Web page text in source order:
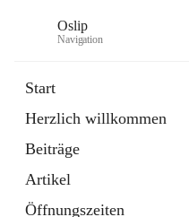
Oslip
Navigation
Start
Herzlich willkommen
Beiträge
Artikel
Öffnungszeiten
Externe Webseite
in
Tab
Bundeskanzleramt Österreich
Externe Webseite
öffnet
in